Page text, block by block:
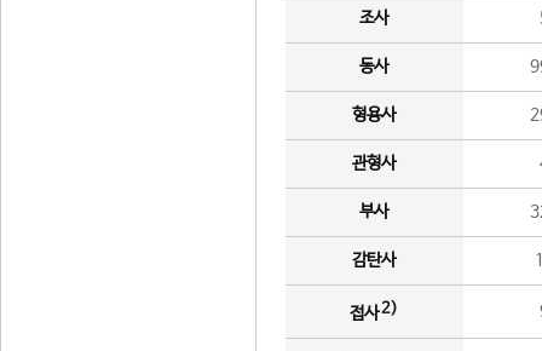
조사
동사
형용사
관형사
부사
감탄사
접사2)